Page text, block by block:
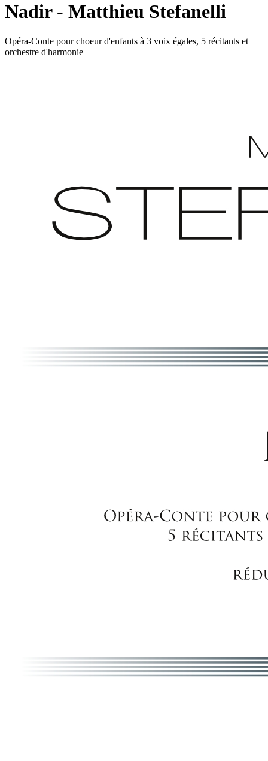
Nadir - Matthieu Stefanelli
Opéra-Conte pour choeur d'enfants à 3 voix égales, 5 récitants et
orchestre d'harmonie